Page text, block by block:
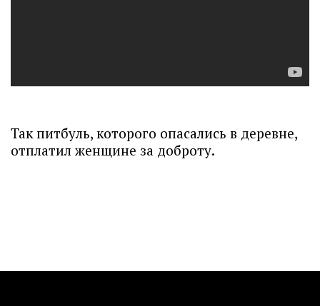
Так питбуль, которого опасались в деревне,
отплатил женщине за доброту.